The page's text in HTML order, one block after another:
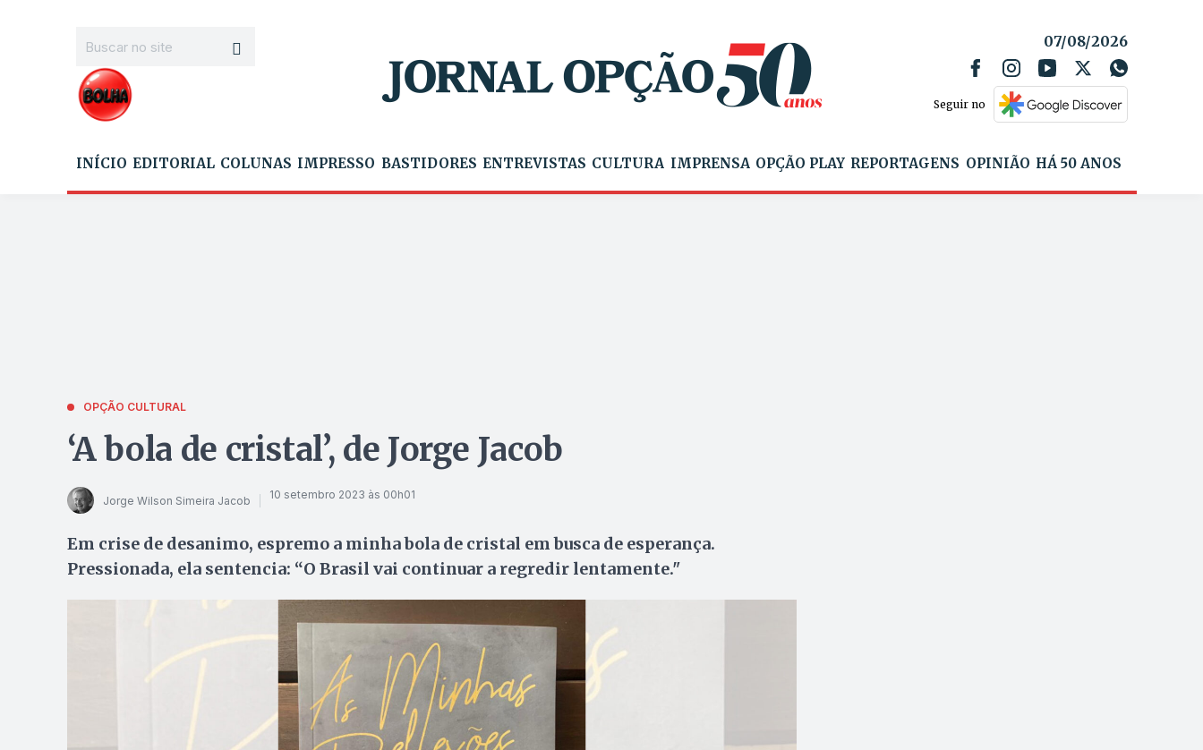
07/08/2026
Seguir no
INÍCIO EDITORIAL COLUNAS IMPRESSO BASTIDORES ENTREVISTAS CULTURA IMPRENSA OPÇÃO PLAY REPORTAGENS OPINIÃO HÁ 50 ANOS
OPÇÃO CULTURAL
‘A bola de cristal’, de Jorge Jacob
Jorge Wilson Simeira Jacob 10 setembro 2023 às 00h01
Em crise de desanimo, espremo a minha bola de cristal em busca de esperança.
Pressionada, ela sentencia: “O Brasil vai continuar a regredir lentamente."